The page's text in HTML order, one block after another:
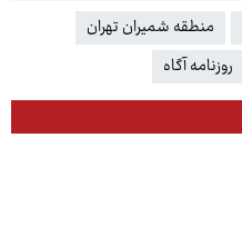
منطقه شمیران تهران
روزنامه آگاه